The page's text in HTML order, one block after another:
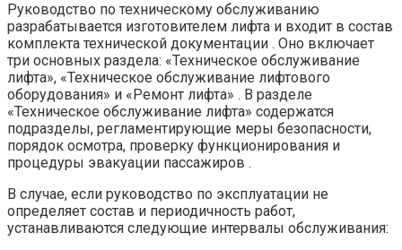
Руководство по техническому обслуживанию
разрабатывается изготовителем лифта и входит в состав
комплекта технической документации . Оно включает
три основных раздела: «Техническое обслуживание
лифта», «Техническое обслуживание лифтового
оборудования» и «Ремонт лифта» . В разделе
«Техническое обслуживание лифта» содержатся
подразделы, регламентирующие меры безопасности,
порядок осмотра, проверку функционирования и
процедуры эвакуации пассажиров .
В случае, если руководство по эксплуатации не
определяет состав и периодичность работ,
устанавливаются следующие интервалы обслуживания: